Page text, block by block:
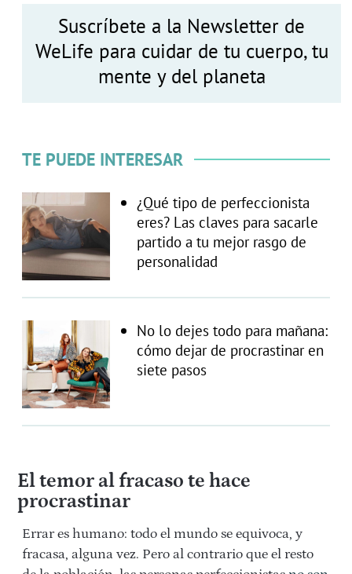
Suscríbete a la Newsletter de
WeLife para cuidar de tu cuerpo, tu
mente y del planeta
TE PUEDE INTERESAR
¿Qué tipo de perfeccionista
eres? Las claves para sacarle
partido a tu mejor rasgo de
personalidad
No lo dejes todo para mañana:
cómo dejar de procrastinar en
siete pasos
El temor al fracaso te hace
procrastinar
Errar es humano: todo el mundo se equivoca, y
fracasa, alguna vez. Pero al contrario que el resto